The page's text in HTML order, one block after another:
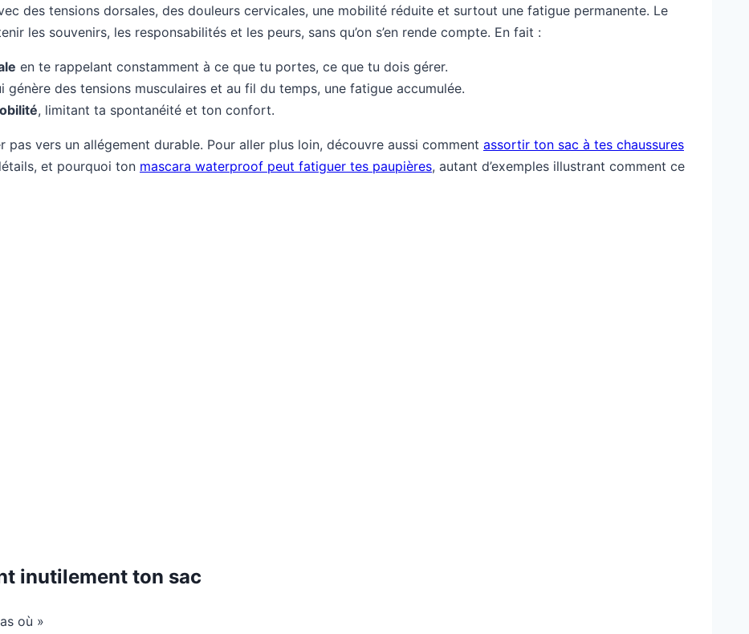
des tensions dorsales, des douleurs cervicales, une mobilité réduite et surtout une fatigue permanente. Le
les souvenirs, les responsabilités et les peurs, sans qu’on s’en rende compte. En fait :
en te rappelant constamment à ce que tu portes, ce que tu dois gérer.
génère des tensions musculaires et au fil du temps, une fatigue accumulée.
, limitant ta spontanéité et ton confort.
vers un allégement durable. Pour aller plus loin, découvre aussi comment assortir ton sac à tes chaussures
et pourquoi ton mascara waterproof peut fatiguer tes paupières, autant d’exemples illustrant comment ce
inutilement ton sac
où »